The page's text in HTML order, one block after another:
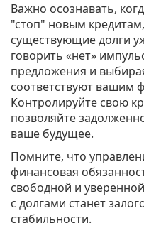
Важно осознавать,
"стоп" новым
существующие долги
говорить «нет»
предложения и
соответствуют вашим
Контролируйте свою
позволяйте
ваше будущее.
Помните, что
финансовая
свободной и
с долгами станет
стабильности.